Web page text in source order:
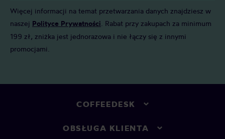
Więcej informacji na temat przetwarzania danych znajdziesz w
naszej Polityce Prywatności. Rabat przy zakupach za minimum
199 zł, zniżka jest jednorazowa i nie łączy się z innymi
promocjami.
COFFEEDESK
OBSŁUGA KLIENTA